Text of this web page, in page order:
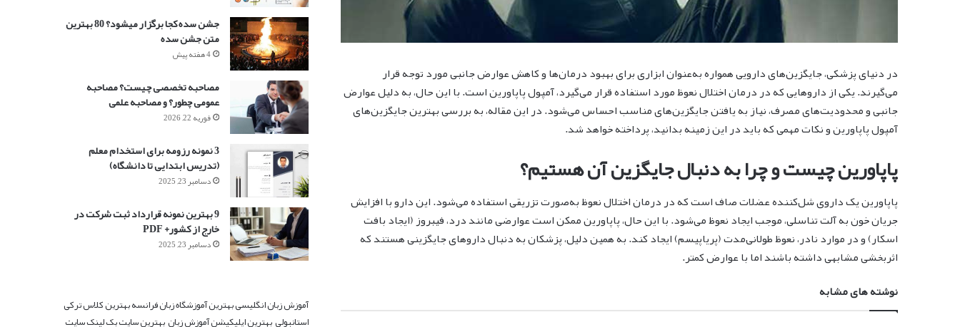
در دنیای پزشکی، جایگزین‌های دارویی همواره به‌عنوان ابزاری برای بهبود درمان‌ها و کاهش عوارض جانبی مورد توجه قرار
می‌گیرند. یکی از داروهایی که در درمان اختلال نعوظ مورد استفاده قرار می‌گیرد، آمپول پاپاورین است. با این حال، به دلیل عوارض
جانبی و محدودیت‌های مصرف، نیاز به یافتن جایگزین‌های مناسب احساس می‌شود. در این مقاله، به بررسی بهترین جایگزین‌های
آمپول پاپاورین و نکات مهمی که باید در این زمینه بدانید، پرداخته خواهد شد.
پاپاورین چیست و چرا به دنبال جایگزین آن هستیم؟
پاپاورین یک داروی شل‌کننده عضلات صاف است که در درمان اختلال نعوظ به‌صورت تزریقی استفاده می‌شود. این دارو با افزایش
جریان خون به آلت تناسلی، موجب ایجاد نعوظ می‌شود. با این حال، پاپاورین ممکن است عوارضی مانند درد، فیبروز (ایجاد بافت
اسکار) و در موارد نادر، نعوظ طولانی‌مدت (پریاپیسم) ایجاد کند. به همین دلیل، پزشکان به دنبال داروهای جایگزینی هستند که
اثربخشی مشابهی داشته باشند اما با عوارض کمتر.
نوشته های مشابه
جشن سده کجا برگزار میشود؟ 80 بهترین
متن جشن سده
4 هفته پیش
مصاحبه تخصصی چیست؟ مصاحبه
عمومی چطور؟ و مصاحبه علمی
فوریه 22, 2026
3 نمونه رزومه برای استخدام معلم
(تدریس ابتدایی تا دانشگاه)
دسامبر 23, 2025
9 بهترین نمونه قرارداد ثبت شرکت در
خارج از کشور+ PDF
دسامبر 23, 2025
آموزش زبان انگلیسیبهترین آموزشگاه زبان فرانسهبهترین کلاس ترکی
استانبولیبهترین اپلیکیشن آموزش زبانبهترین سایت بک لینکسایت